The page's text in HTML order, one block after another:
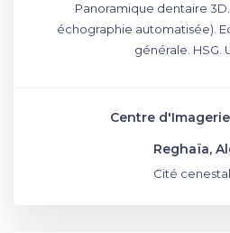
Panoramique dentaire
échographie automatisée).
générale. HSG.
Centre
Reghaïa,
Cité